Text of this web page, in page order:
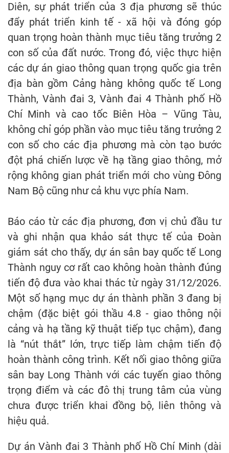
Diên, sự phát triển của 3 địa phương sẽ thúc
đẩy phát triển kinh tế - xã hội và đóng góp
quan trọng hoàn thành mục tiêu tăng trưởng 2
con số của đất nước. Trong đó, việc thực hiện
các dự án giao thông quan trọng quốc gia trên
địa bàn gồm Cảng hàng không quốc tế Long
Thành, Vành đai 3, Vành đai 4 Thành phố Hồ
Chí Minh và cao tốc Biên Hòa – Vũng Tàu,
không chỉ góp phần vào mục tiêu tăng trưởng 2
con số cho các địa phương mà còn tạo bước
đột phá chiến lược về hạ tầng giao thông, mở
rộng không gian phát triển mới cho vùng Đông
Nam Bộ cũng như cả khu vực phía Nam.
Báo cáo từ các địa phương, đơn vị chủ đầu tư
và ghi nhận qua khảo sát thực tế của Đoàn
giám sát cho thấy, dự án sân bay quốc tế Long
Thành nguy cơ rất cao không hoàn thành đúng
tiến độ đưa vào khai thác từ ngày 31/12/2026.
Một số hạng mục dự án thành phần 3 đang bị
chậm (đặc biệt gói thầu 4.8 - giao thông nội
cảng và hạ tầng kỹ thuật tiếp tục chậm), đang
là “nút thắt” lớn, trực tiếp làm chậm tiến độ
hoàn thành công trình. Kết nối giao thông giữa
sân bay Long Thành với các tuyến giao thông
trọng điểm và các đô thị trung tâm của vùng
chưa được triển khai đồng bộ, liên thông và
hiệu quả.
Dự án Vành đai 3 Thành phố Hồ Chí Minh (dài